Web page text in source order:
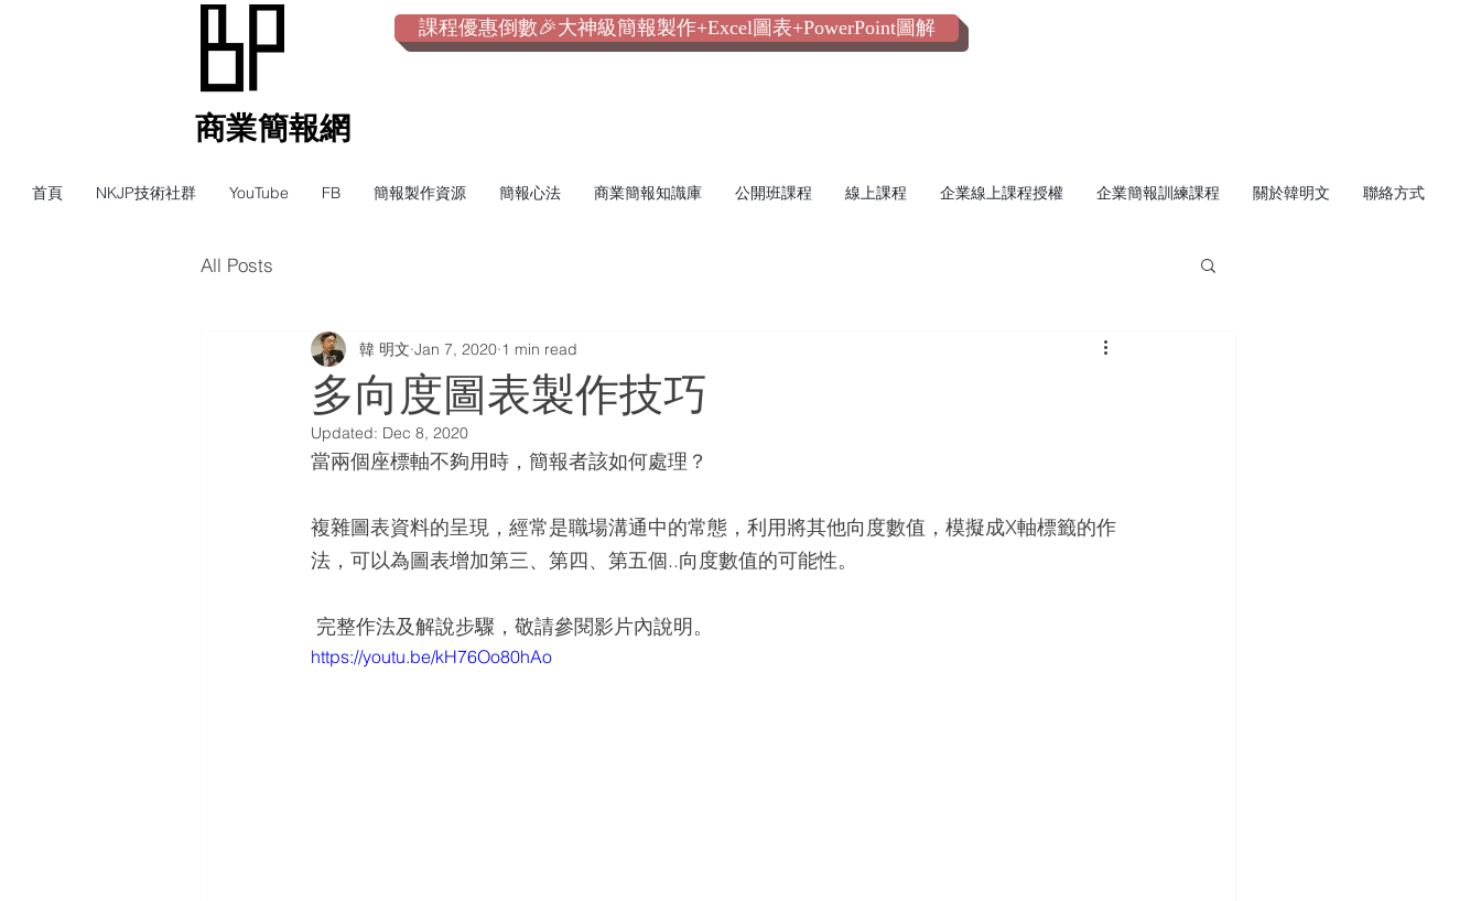
課程優惠倒數🎉大神級簡報製作+Excel圖表+PowerPoint圖解
​商業簡報網
首頁 NKJP技術社群 YouTube FB 簡報製作資源 簡報心法 商業簡報知識庫 公開班課程 線上課程 企業線上課程授權 企業簡報訓練課程 關於韓明文 聯絡方式
All Posts
多向度圖表製作技巧
韓 明文 Jan 7, 2020 1 min read
Updated: Dec 8, 2020
當兩個座標軸不夠用時，簡報者該如何處理？
複雜圖表資料的呈現，經常是職場溝通中的常態，利用將其他向度數值，模擬成X軸標籤的作
法，可以為圖表增加第三、第四、第五個..向度數值的可能性。
完整作法及解說步驟，敬請參閱影片內說明。
https://youtu.be/kH76Oo80hAo